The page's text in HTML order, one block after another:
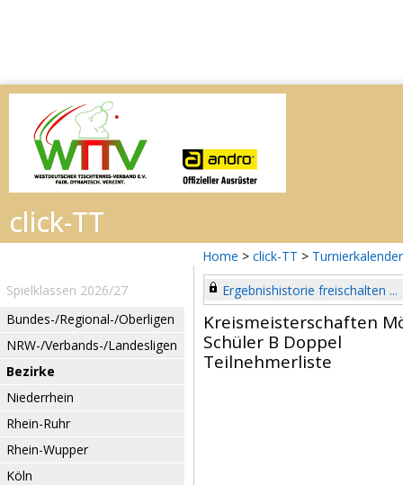
Home > click-TT > Turnierkalender
Spielklassen 2026/27
Bundes-/Regional-/Oberligen
NRW-/Verbands-/Landesligen
Bezirke
Niederrhein
Rhein-Ruhr
Rhein-Wupper
Köln
Ergebnishistorie freischalten ...
Kreismeisterschaften
Schüler B Doppel
Teilnehmerliste